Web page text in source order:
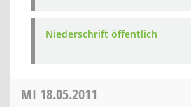
Niederschrift öffentlich
MI 18.05.2011